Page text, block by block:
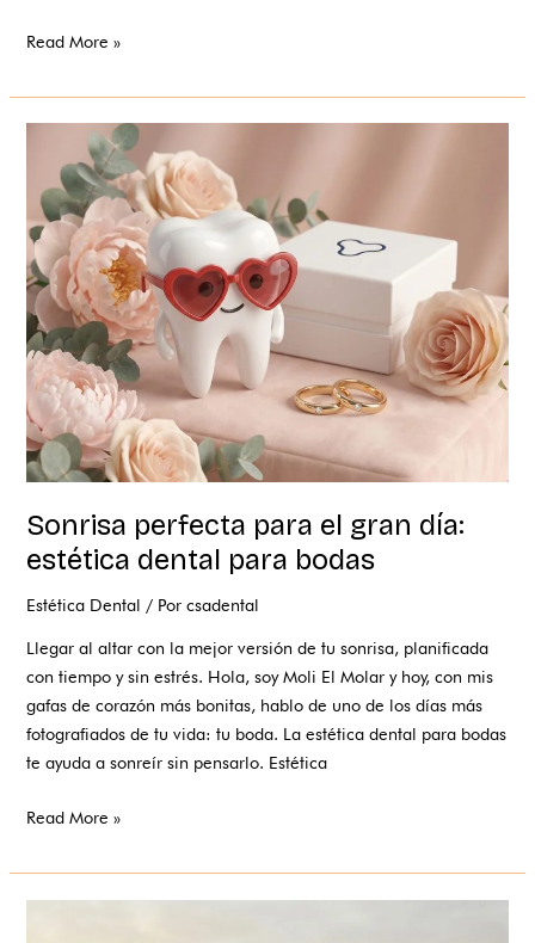
Read More »
Sonrisa perfecta para el gran día:
estética dental para bodas
Estética Dental / Porcsadental
Llegar al altar con la mejor versión de tu sonrisa, planificada
con tiempo y sin estrés. Hola, soy Moli El Molar y hoy, con mis
gafas de corazón más bonitas, hablo de uno de los días más
fotografiados de tu vida: tu boda. La estética dental para bodas
te ayuda a sonreír sin pensarlo. Estética
perfecta
para
el
gran
día:
estética
dental
para
bodas
Read More »